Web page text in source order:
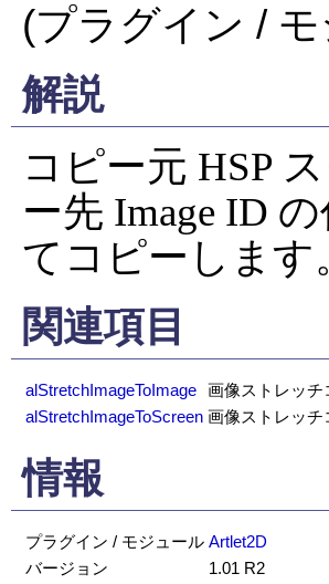
(プラグイン /
解説
コピー元 HSP
ー先 Image ID
てコピーします
関連項目
alStretchImageToImage 画像ストレッ
alStretchImageToScreen 画像ストレッ
情報
プラグイン / モジュール Artlet2D
バージョン
1.01 R2